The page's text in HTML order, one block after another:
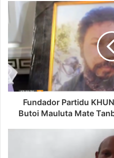
Fundador Partidu
Butoi Mauluta Mate